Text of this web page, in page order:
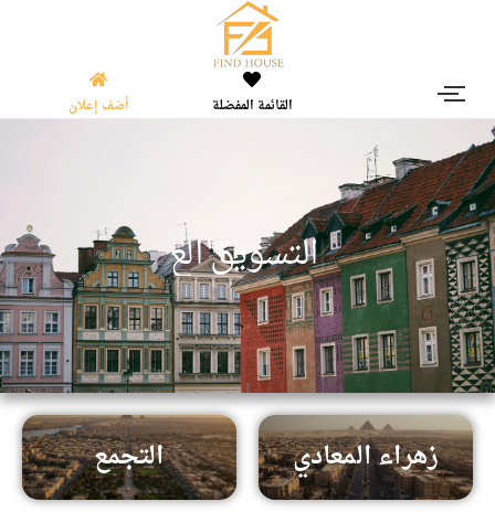
القائمة المفضلة أضف إعلان
التسويقالعقار |
زهراء المعادي التجمع